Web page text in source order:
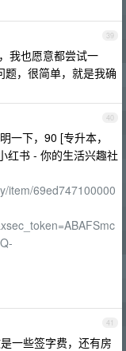
39
我也愿意都尝试一
，很简单，就是我确
40
一下，90 [专升本，
红书 - 你的生活兴趣社
item/69ed747100000
41
一些签字费，还有房